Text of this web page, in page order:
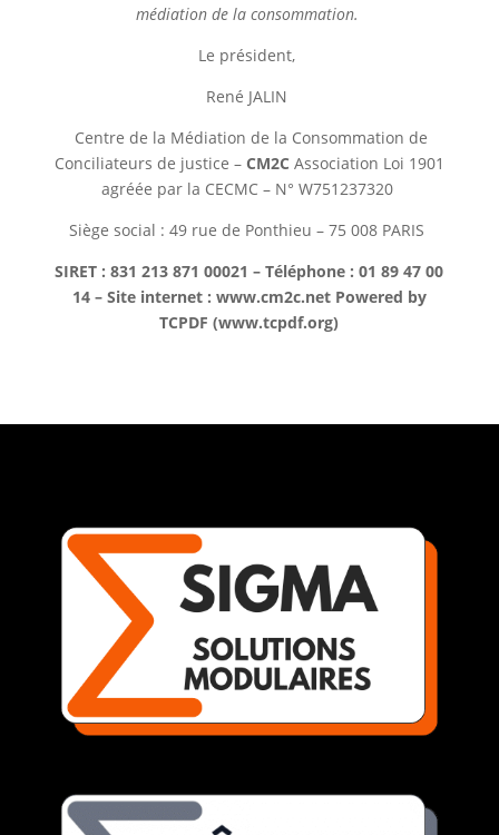
médiation de la consommation.
Le président,
René JALIN
Centre de la Médiation de la Consommation de
Conciliateurs de justice – CM2C Association Loi 1901
agréée par la CECMC – N° W751237320
Siège social :49 rue de Ponthieu – 75 008 PARIS
SIRET : 831 213 871 00021 – Téléphone : 01 89 47 00
14 – Site internet : www.cm2c.net Powered by
TCPDF (www.tcpdf.org)